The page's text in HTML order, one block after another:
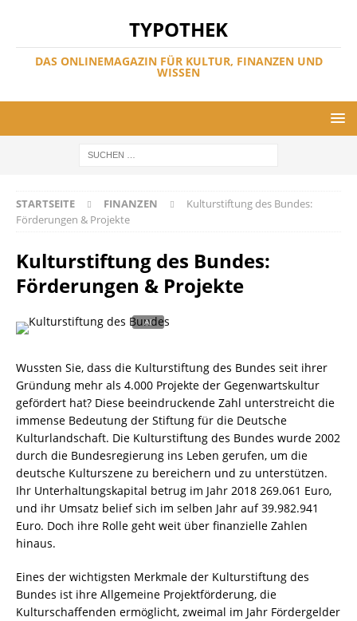
TYPOTHEK
DAS ONLINEMAGAZIN FÜR KULTUR, FINANZEN UND
WISSEN
STARTSEITE FINANZEN
Kulturstiftung des Bundes:
Förderungen & Projekte
Kulturstiftung des Bundes:
Förderungen & Projekte
Wussten Sie, dass die Kulturstiftung des Bundes seit ihrer
Gründung mehr als 4.000 Projekte der Gegenwartskultur
gefördert hat? Diese beeindruckende Zahl unterstreicht die
immense Bedeutung der Stiftung für die Deutsche
Kulturlandschaft. Die Kulturstiftung des Bundes wurde 2002
durch die Bundesregierung ins Leben gerufen, um die
deutsche Kulturszene zu bereichern und zu unterstützen.
Ihr Unterhaltungskapital betrug im Jahr 2018 269.061 Euro,
und ihr Umsatz belief sich im selben Jahr auf 39.982.941
Euro. Doch ihre Rolle geht weit über finanzielle Zahlen
hinaus.
Eines der wichtigsten Merkmale der Kulturstiftung des
Bundes ist ihre Allgemeine Projektförderung, die
Kulturschaffenden ermöglicht, zweimal im Jahr Fördergelder